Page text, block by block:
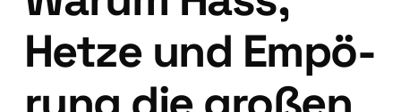
Het­ze und Empö­